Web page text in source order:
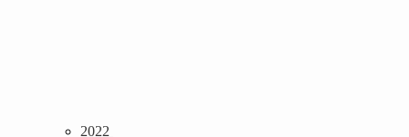
2022